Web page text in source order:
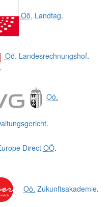
Oö. Landtag.
Oö. Landesrechnungshof.
Oö.
.
Direct OÖ.
Oö. Zukunftsakademie.